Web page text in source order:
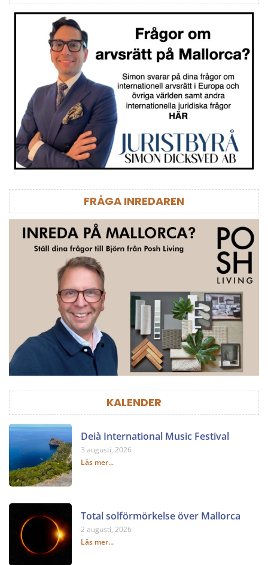
FRÅGA INREDAREN
KALENDER
Deià International Music Festival
3 augusti, 2026
Läs mer...
Total solförmörkelse över Mallorca
2 augusti, 2026
Läs mer...